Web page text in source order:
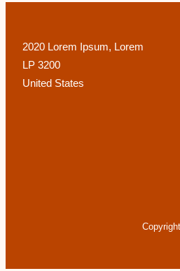
2020 Lorem Ipsum, Lorem
LP 3200
United States